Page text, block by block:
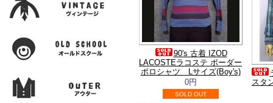
90's 古着 IZOD
LACOSTEラコステ ボーダー
ポロシャツ Lサイズ(Boy's)
0円
SOLD OUT
スタ